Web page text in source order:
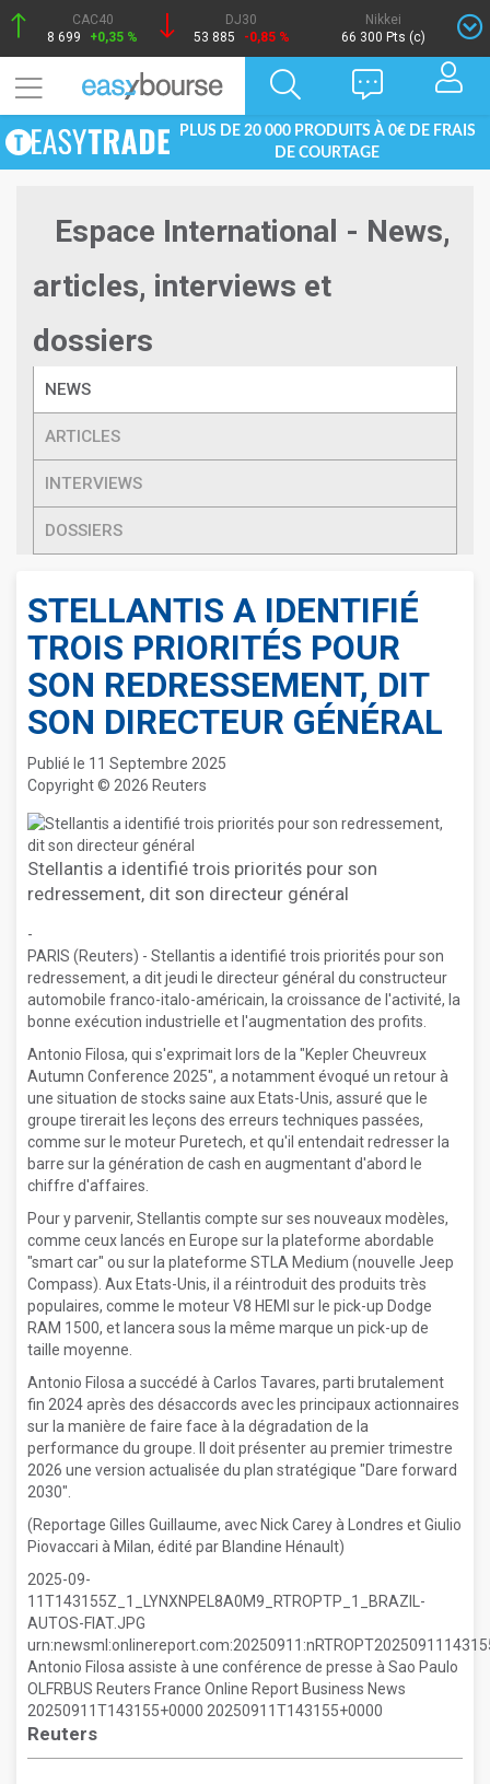
CAC40
8 699
+0,35 %
DJ30
53 885
-0,85 %
Nikkei
66 300 Pts (c)
PLUS DE 20 000 PRODUITS À 0€ DE FRAIS
DE COURTAGE
Espace International - News,
articles, interviews et
dossiers
NEWS
ARTICLES
INTERVIEWS
DOSSIERS
STELLANTIS A IDENTIFIÉ
TROIS PRIORITÉS POUR
SON REDRESSEMENT, DIT
SON DIRECTEUR GÉNÉRAL
Publié le 11 Septembre 2025
Copyright © 2026 Reuters
Stellantis a identifié trois priorités pour son
redressement, dit son directeur général
-
PARIS (Reuters) - Stellantis a identifié trois priorités pour son
redressement, a dit jeudi le directeur général du constructeur
automobile franco-italo-américain, la croissance de l'activité, la
bonne exécution industrielle et l'augmentation des profits.
Antonio Filosa, qui s'exprimait lors de la "Kepler Cheuvreux
Autumn Conference 2025", a notamment évoqué un retour à
une situation de stocks saine aux Etats-Unis, assuré que le
groupe tirerait les leçons des erreurs techniques passées,
comme sur le moteur Puretech, et qu'il entendait redresser la
barre sur la génération de cash en augmentant d'abord le
chiffre d'affaires.
Pour y parvenir, Stellantis compte sur ses nouveaux modèles,
comme ceux lancés en Europe sur la plateforme abordable
"smart car" ou sur la plateforme STLA Medium (nouvelle Jeep
Compass). Aux Etats-Unis, il a réintroduit des produits très
populaires, comme le moteur V8 HEMI sur le pick-up Dodge
RAM 1500, et lancera sous la même marque un pick-up de
taille moyenne.
Antonio Filosa a succédé à Carlos Tavares, parti brutalement
fin 2024 après des désaccords avec les principaux actionnaires
sur la manière de faire face à la dégradation de la
performance du groupe. Il doit présenter au premier trimestre
2026 une version actualisée du plan stratégique "Dare forward
2030".
(Reportage Gilles Guillaume, avec Nick Carey à Londres et Giulio
Piovaccari à Milan, édité par Blandine Hénault)
2025-09-
11T143155Z_1_LYNXNPEL8A0M9_RTROPTP_1_BRAZIL-
AUTOS-FIAT.JPG
Antonio Filosa assiste à une conférence de presse à Sao Paulo
OLFRBUS Reuters France Online Report Business News
20250911T143155+0000 20250911T143155+0000
Reuters